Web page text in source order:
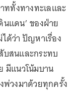
ทั้งทางทะเลและ
แดน’ ของฝ่าย
ด้ว่า ปัญหาเรื่อง
บสนและกระทบ
มีแนวโน้มบาน
พ่วงมาด้วยทุกครั้ง